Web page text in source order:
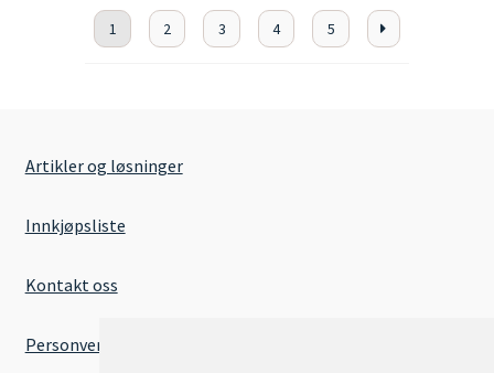
1 2 3 4 5
Artikler og løsninger
Innkjøpsliste
Kontakt oss
Personvernserklæring